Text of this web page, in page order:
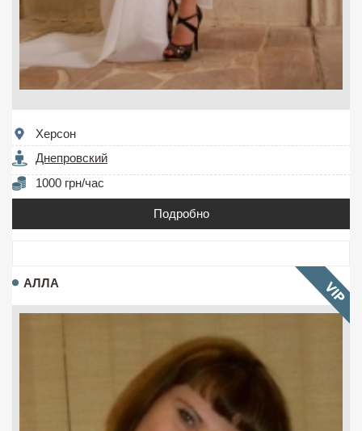
Херсон
Днепровский
1000 грн/час
Подробно
АЛЛА